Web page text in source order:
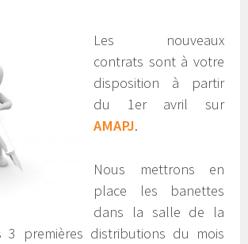
Les nouveaux
contrats sont à votre
disposition à partir
du 1er avril sur
AMAPJ.
Nous mettrons en
place les banettes
dans la salle de la
3 premières distributions du mois